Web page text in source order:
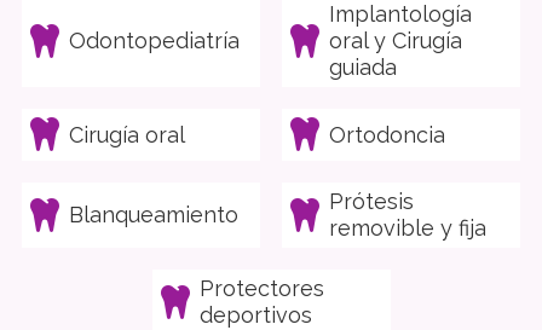
Odontopediatría
Implantología
oral y Cirugía
guiada
Cirugía oral Ortodoncia
Blanqueamiento
Prótesis
removible y fija
Protectores
deportivos